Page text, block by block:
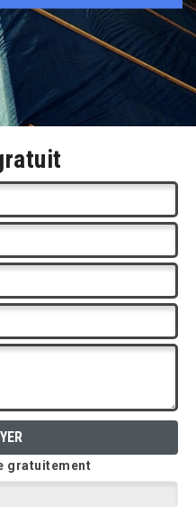
gratuitement